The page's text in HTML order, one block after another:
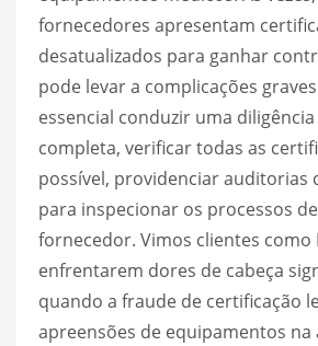
fornecedores apresentam
desatualizados para ganhar
pode levar a complicações
essencial conduzir uma
completa, verificar todas as
possível, providenciar auditorias
para inspecionar os processos
fornecedor. Vimos clientes como
enfrentarem dores de cabeça
quando a fraude de certificação
apreensões de equipamentos na